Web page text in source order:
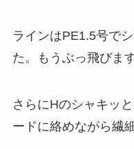
ラインはPE1.5号で
た。もうぶっ飛びま
さらにHのシャキッ
ードに絡めながら繊